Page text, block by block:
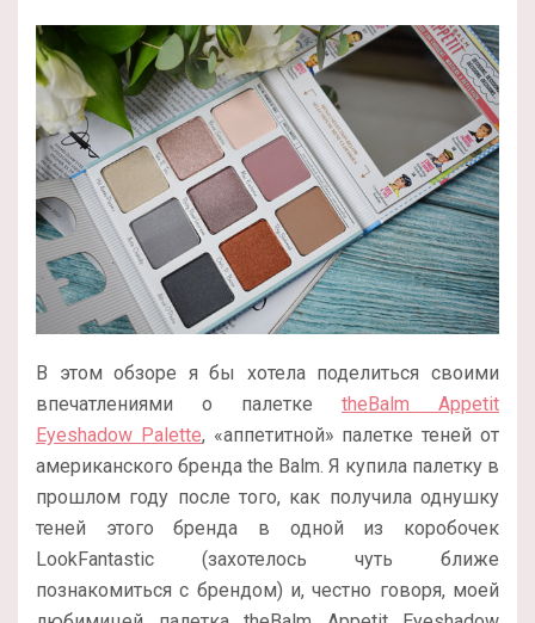
В этом обзоре я бы хотела поделиться своими
впечатлениями о палетке theBalm Appetit
Eyeshadow Palette, «аппетитной» палетке теней от
американского бренда the Balm. Я купила палетку в
прошлом году после того, как получила однушку
теней этого бренда в одной из коробочек
LookFantastic (захотелось чуть ближе
познакомиться с брендом) и, честно говоря, моей